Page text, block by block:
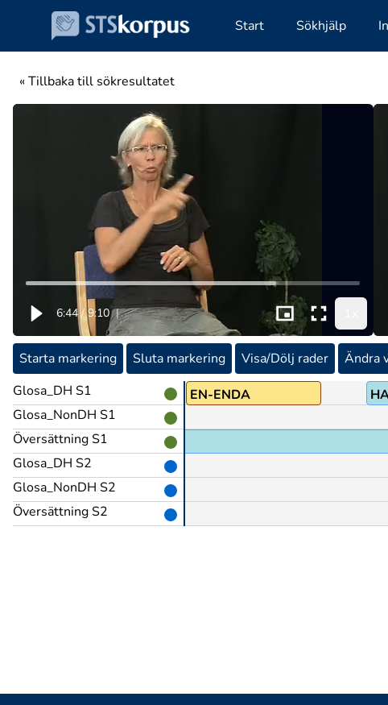
Start Sökhjälp
« Tillbaka till sökresultatet
6:44 / 9:10 |
Starta markering Sluta markering Visa/Dölj rader
Ändra
Glosa_DH S1
Glosa_NonDH S1
Översättning S1
Glosa_DH S2
Glosa_NonDH S2
Översättning S2
EN-ENDA
har hjälm,